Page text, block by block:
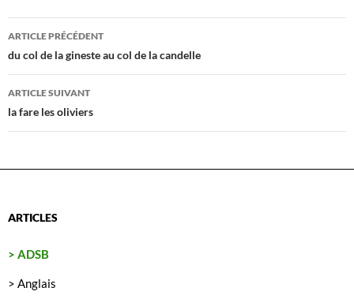
Navigation
des
articles
ARTICLE PRÉCÉDENT
du col de la gineste au col de la candelle
ARTICLE SUIVANT
la fare les oliviers
ARTICLES
> ADSB
> Anglais